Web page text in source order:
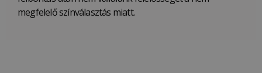
megfelelő színválasztás miatt.